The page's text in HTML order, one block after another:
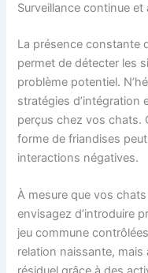
Surveillance continue
La présence constante
permet de détecter les
problème potentiel.
stratégies
perçus chez vos chats.
forme de friandises
interactions négatives.
À mesure que vos
envisagez d’introduire
jeu commune
relation naissante,